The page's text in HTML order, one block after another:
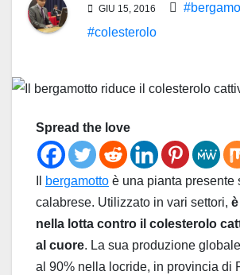
GIU 15, 2016
#colesterolo
Spread the love
bergamotto è una pianta presente
calabrese. Utilizzato in vari settori,
nella lotta contro il colesterolo
al cuore. La sua produzione
al 90% nella locride, in provincia di